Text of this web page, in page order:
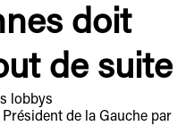
doit
de suite
lobbys
de la Gauche par